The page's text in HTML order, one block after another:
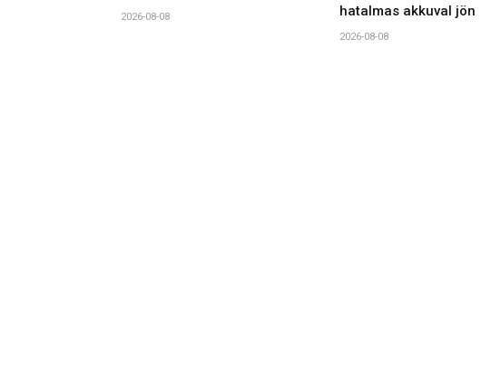
2026-08-08
hatalmas akkuval jön
2026-08-08